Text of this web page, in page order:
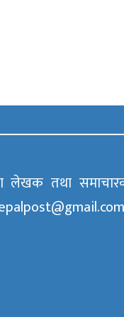
लेखक तथा